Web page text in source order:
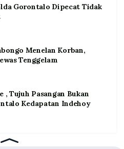
Gorontalo Dipecat Tidak
Menelan Korban,
Tenggelam
, Tujuh Pasangan Bukan
Kedapatan Indehoy